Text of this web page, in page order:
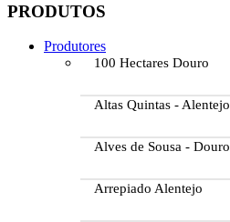
PRODUTOS
Produtores
100 Hectares Douro
Altas Quintas - Alentejo
Alves de Sousa - Douro
Arrepiado Alentejo